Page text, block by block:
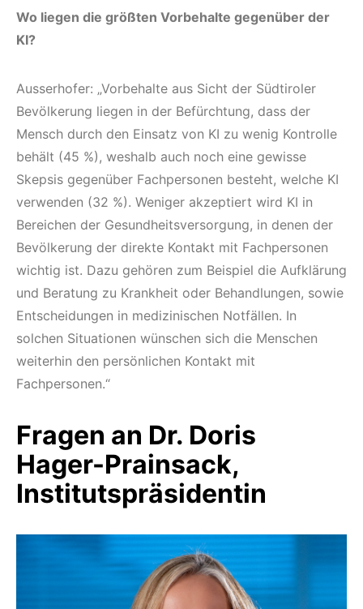
Wo liegen die größten Vorbehalte gegenüber der
KI?
Ausserhofer: „Vorbehalte aus Sicht der Südtiroler
Bevölkerung liegen in der Befürchtung, dass der
Mensch durch den Einsatz von KI zu wenig Kontrolle
behält (45 %), weshalb auch noch eine gewisse
Skepsis gegenüber Fachpersonen besteht, welche KI
verwenden (32 %). Weniger akzeptiert wird KI in
Bereichen der Gesundheitsversorgung, in denen der
Bevölkerung der direkte Kontakt mit Fachpersonen
wichtig ist. Dazu gehören zum Beispiel die Aufklärung
und Beratung zu Krankheit oder Behandlungen, sowie
Entscheidungen in medizinischen Notfällen. In
solchen Situationen wünschen sich die Menschen
weiterhin den persönlichen Kontakt mit
Fachpersonen.“
Fragen an Dr. Doris
Hager-Prainsack,
Institutspräsidentin